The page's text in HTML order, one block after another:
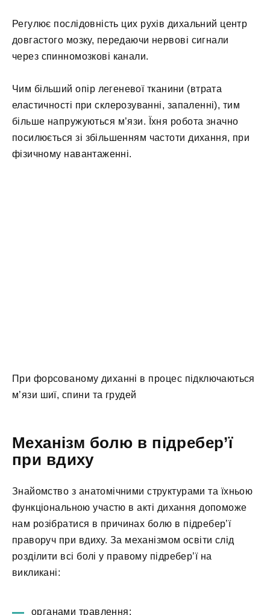
Регулює послідовність цих рухів дихальний центр
довгастого мозку, передаючи нервові сигнали
через спинномозкові канали.
Чим більший опір легеневої тканини (втрата
еластичності при склерозуванні, запаленні), тим
більше напружуються м’язи. Їхня робота значно
посилюється зі збільшенням частоти дихання, при
фізичному навантаженні.
При форсованому диханні в процес підключаються
м’язи шиї, спини та грудей
Механізм болю в підребер’ї
при вдиху
Знайомство з анатомічними структурами та їхньою
функціональною участю в акті дихання допоможе
нам розібратися в причинах болю в підребер’ї
праворуч при вдиху. За механізмом освіти слід
розділити всі болі у правому підребер’ї на
викликані:
органами травлення;